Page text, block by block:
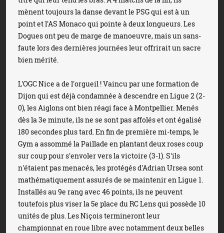
mènent toujours la danse devant le PSG qui est à un
point et l'AS Monaco qui pointe à deux longueurs. Les
Dogues ont peu de marge de manoeuvre, mais un sans-
faute lors des dernières journées leur offrirait un sacre
bien mérité.
L'OGC Nice a de l'orgueil ! Vaincu par une formation de
Dijon qui est déjà condamnée à descendre en Ligue 2 (2-
0), les Aiglons ont bien réagi face à Montpellier. Menés
dès la 3e minute, ils ne se sont pas affolés et ont égalisé
180 secondes plus tard. En fin de première mi-temps, le
Gym a assommé la Paillade en plantant deux roses coup
sur coup pour s'envoler vers la victoire (3-1). S'ils
n'étaient pas menacés, les protégés d'Adrian Ursea sont
mathématiquement assurés de se maintenir en Ligue 1.
Installés au 9e rang avec 46 points, ils ne peuvent
toutefois plus viser la 5e place du RC Lens qui possède 10
unités de plus. Les Niçois termineront leur
championnat en roue libre avec notamment deux belles